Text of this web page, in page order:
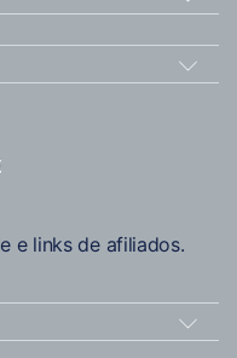
e links de afiliados.